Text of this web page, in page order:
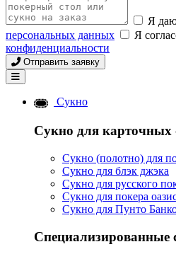
Я
персональных данных
Я
конфиденциальности
Отправить заявку
Сукно
Сукно для карточных
Сукно (полотно) для
Сукно для блэк джэка
Сукно для русского
Сукно для покера
Сукно для Пунто
Специализированные